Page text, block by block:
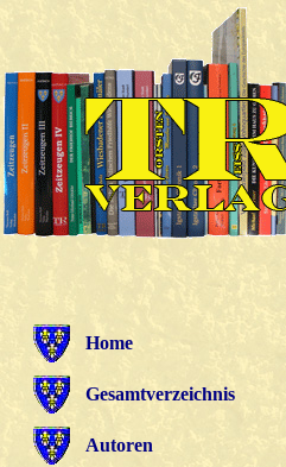
Home
Gesamtverzeichnis
Autoren